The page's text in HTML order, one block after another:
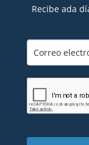
Recibe ada